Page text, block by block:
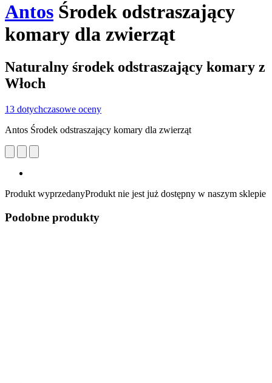
Antos Środek odstraszający
komary dla zwierząt
Naturalny środek odstraszający komary z
Włoch
13 dotychczasowe oceny
Antos Środek odstraszający komary dla zwierząt
Produkt wyprzedanyProdukt nie jest już dostępny w naszym sklepie
Podobne produkty